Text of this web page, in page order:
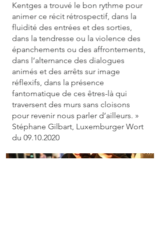
Kentges a trouvé le bon rythme pour
animer ce récit rétrospectif, dans la
fluidité des entrées et des sorties,
dans la tendresse ou la violence des
épanchements ou des affrontements,
dans l’alternance des dialogues
animés et des arrêts sur image
réflexifs, dans la présence
fantomatique de ces êtres-là qui
traversent des murs sans cloisons
pour revenir nous parler d’ailleurs. »
Stéphane Gilbart, Luxemburger Wort
du 09.10.2020